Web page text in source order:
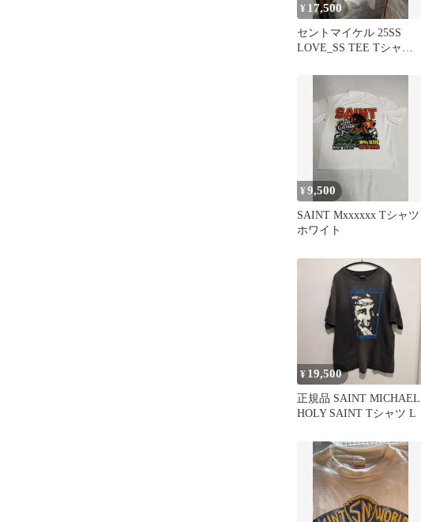
¥ 17,500
セントマイケル 25SS
LOVE_SS TEE Tシャツ
¥9,500
SAINT Mxxxxxx Tシャツ
ホワイト
¥ 19,500
正規品 SAINT MICHAEL
HOLY SAINT Tシャツ L